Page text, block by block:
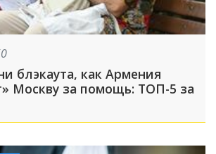
блэкаута, как Армения
Москву за помощь: ТОП-5 за